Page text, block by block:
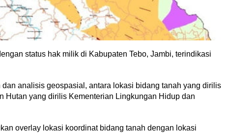
status hak milik di Kabupaten Tebo, Jambi, terindikasi
analisis geospasial, antara lokasi bidang tanah yang dirilis
Hutan yang dirilis Kementerian Lingkungan Hidup dan
overlay lokasi koordinat bidang tanah dengan lokasi